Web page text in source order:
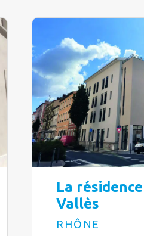
La
Vallès
RHÔNE